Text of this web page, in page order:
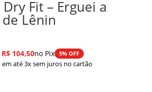
Fit – Erguei a
Lênin
R$104,50no Pix 5% OFF
em até 3x sem juros no cartão